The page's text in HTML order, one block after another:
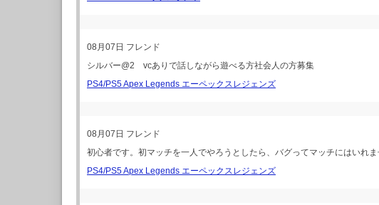
08月07日 フレンド
シルバー@2 vcありで話しながら遊べる方社会人の方募集
PS4/PS5 Apex Legends エーペックスレジェンズ
08月07日 フレンド
初心者です。初マッチを一人でやろうとしたら、バグってマッチにはいれ
PS4/PS5 Apex Legends エーペックスレジェンズ